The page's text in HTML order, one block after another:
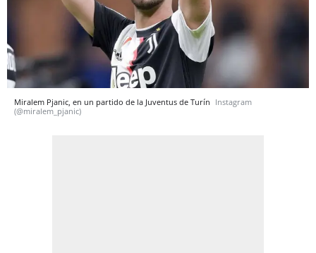
Miralem Pjanic, en un partido de la Juventus de Turín Instagram
(@miralem_pjanic)